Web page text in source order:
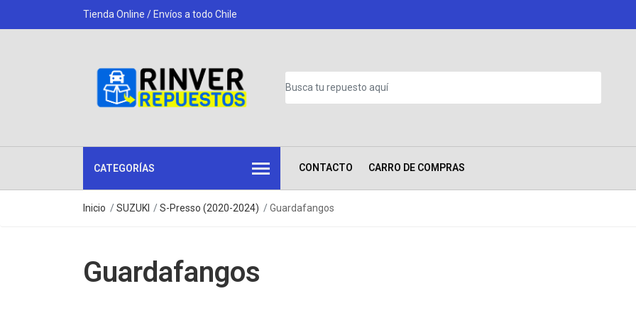
Tienda Online / Envíos a todo Chile
CATEGORÍAS CONTACTO CARRO DE COMPRAS
Inicio SUZUKI S-Presso (2020-2024) Guardafangos
Guardafangos